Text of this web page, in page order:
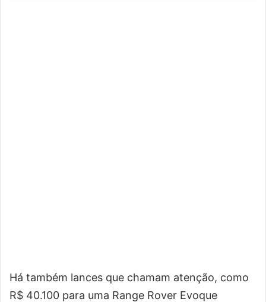
Há também lances que chamam atenção, como
R$ 40.100 para uma Range Rover Evoque